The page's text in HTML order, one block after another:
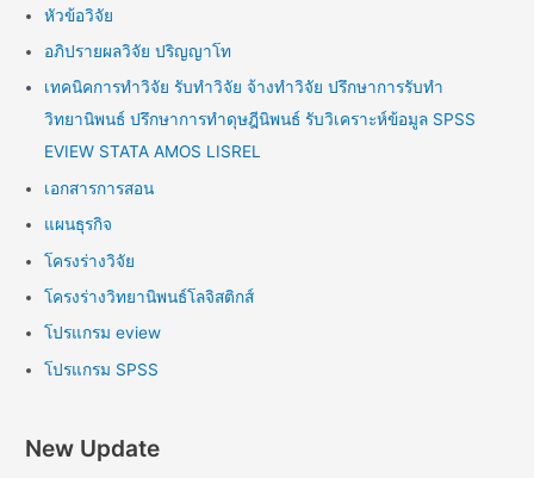
หัวข้อวิจัย
อภิปรายผลวิจัย ปริญญาโท
เทคนิคการทำวิจัย รับทำวิจัย จ้างทำวิจัย ปรึกษาการรับทำ
วิทยานิพนธ์ ปรึกษาการทำดุษฎีนิพนธ์ รับวิเคราะห์ข้อมูล SPSS
EVIEW STATA AMOS LISREL
เอกสารการสอน
แผนธุรกิจ
โครงร่างวิจัย
โครงร่างวิทยานิพนธ์โลจิสติกส์
โปรแกรม eview
โปรแกรม SPSS
New Update